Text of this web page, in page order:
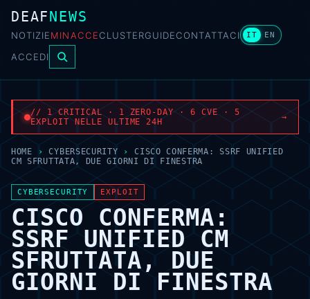
DEAFNEWS
NOTIZIEMINACCECLUSTERGUIDECONTATTACI IT EN
ACCEDI
// 1 CRITICAL · 1 ZERO-DAY · 6 CVE · 5
EXPLOIT NELLE ULTIME 24H
→
HOME › CYBERSECURITY ›
CISCO CONFERMA: SSRF UNIFIED
CM SFRUTTATA, DUE GIORNI DI FINESTRA
CYBERSECURITY EXPLOIT
CISCO CONFERMA:
SSRF UNIFIED CM
SFRUTTATA, DUE
GIORNI DI FINESTRA